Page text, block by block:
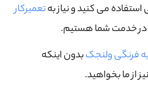
می کنید و نیاز بهتعمیرکار
در خدمت شما هستیم.
به فرنگی ولنجکبدون اینکه
از ما بخواهید.